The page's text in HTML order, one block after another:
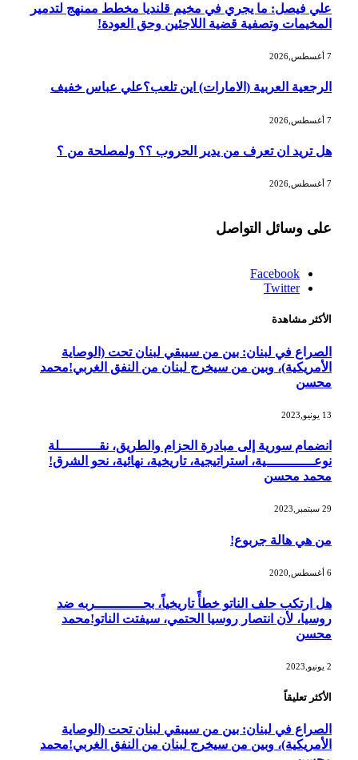
علي فيصل: ما يجري في مخيم قلنديا مخطط ممنهج لتدمير
المخيمات وتصفية قضية اللاجئين وحق العودة!
الرجعية العربية (الامارات) اين تلعب؟علي عباس خفيف
هل تريد ان تعرف من يدير الحروب ؟؟ ولمصلحة من ؟
على وسائل التواصل
Facebook
Twitter
الأكثر مشاهدة
الصراع في لبنان: بين من سيبقي لبنان تحت (الوصاية
الأمريكية)، وبين من سيخرج لبنان من النفق الغربي!محمد
محسن
13 يونيو,2023
انضمام سورية إلى مبادرة الحزام والطريق، نقــــــــــلة
نوعــــــــــــية، استراتيجية، تاريخية، نهائية، نحو الشرق!
محمد محسن
29 سبتمبر,2023
من هي هالة جربوع!
هل ارتكب حلف الناتو خطأً تاريخياً، بحــــــــــــربه ضد
روسيا، لأن انتصار روسيا الحتمي، سيفتت الناتو!محمد
محسن
الأكثر تعليقاً
الصراع في لبنان: بين من سيبقي لبنان تحت (الوصاية
الأمريكية)، وبين من سيخرج لبنان من النفق الغربي!محمد